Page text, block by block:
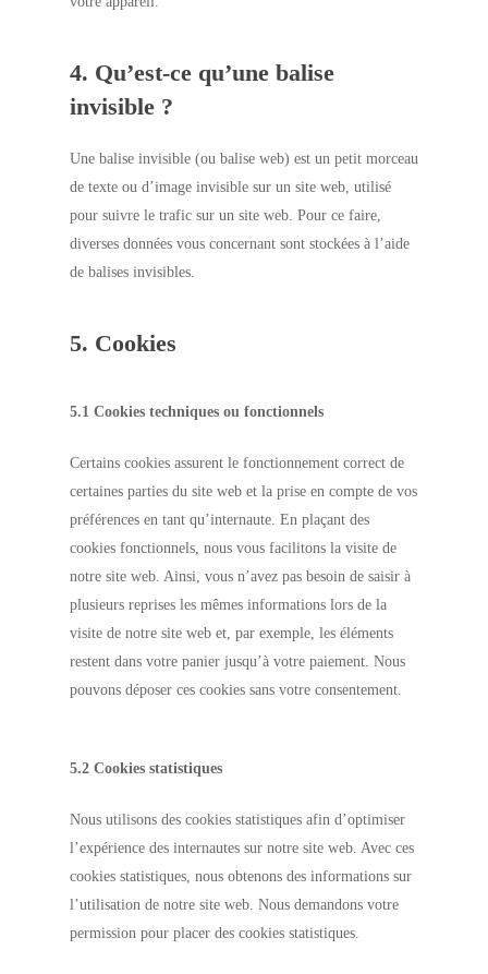
4. Qu’est-ce qu’une balise
invisible ?
Une balise invisible (ou balise web) est un petit morceau
de texte ou d’image invisible sur un site web, utilisé
pour suivre le trafic sur un site web. Pour ce faire,
diverses données vous concernant sont stockées à l’aide
de balises invisibles.
5. Cookies
5.1 Cookies techniques ou fonctionnels
Certains cookies assurent le fonctionnement correct de
certaines parties du site web et la prise en compte de vos
préférences en tant qu’internaute. En plaçant des
cookies fonctionnels, nous vous facilitons la visite de
notre site web. Ainsi, vous n’avez pas besoin de saisir à
plusieurs reprises les mêmes informations lors de la
visite de notre site web et, par exemple, les éléments
restent dans votre panier jusqu’à votre paiement. Nous
pouvons déposer ces cookies sans votre consentement.
5.2 Cookies statistiques
Nous utilisons des cookies statistiques afin d’optimiser
l’expérience des internautes sur notre site web. Avec ces
cookies statistiques, nous obtenons des informations sur
l’utilisation de notre site web. Nous demandons votre
permission pour placer des cookies statistiques.